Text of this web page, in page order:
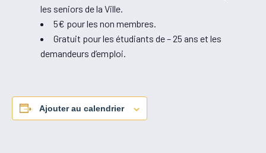
les seniors de la Ville.
5€ pour les non membres.
Gratuit pour les étudiants de – 25 ans et les
demandeurs d’emploi.
Ajouter au calendrier